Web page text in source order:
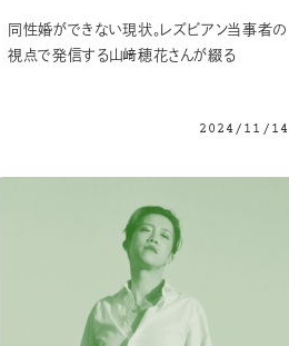
同性婚ができない現状。レズビアン当事者の
視点で発信する山﨑穂花さんが綴る
2024/11/14